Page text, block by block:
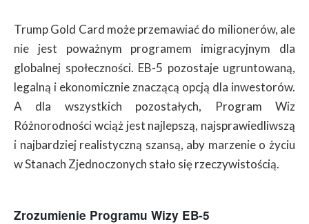
Trump Gold Card może przemawiać do milionerów, ale
nie jest poważnym programem imigracyjnym dla
globalnej społeczności. EB-5 pozostaje ugruntowaną,
legalną i ekonomicznie znaczącą opcją dla inwestorów.
A dla wszystkich pozostałych, Program Wiz
Różnorodności wciąż jest najlepszą, najsprawiedliwszą
i najbardziej realistyczną szansą, aby marzenie o życiu
w Stanach Zjednoczonych stało się rzeczywistością.
Zrozumienie Programu Wizy EB-5